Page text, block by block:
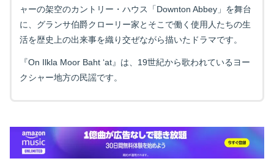
ャーの架空のカントリー・ハウス「Downton Abbey」を舞台
に、グランサ伯爵クローリー家とそこで働く使用人たちの生
活を歴史上の出来事を織り交ぜながら描いたドラマです。
『On Ilkla Moor Baht ‘at』は、19世紀から歌われているヨー
クシャー地方の民謡です。